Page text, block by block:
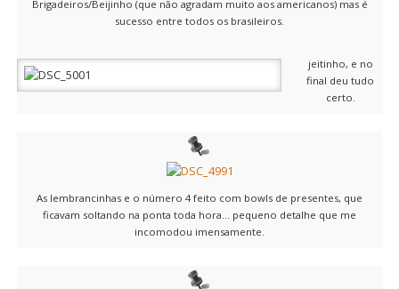
Brigadeiros/Beijinho (que não agradam muito aos americanos) mas é
sucesso entre todos os brasileiros.
jeitinho, e no
final deu tudo
certo.
As lembrancinhas e o número 4 feito com bowls de presentes, que
ficavam soltando na ponta toda hora… pequeno detalhe que me
incomodou imensamente.